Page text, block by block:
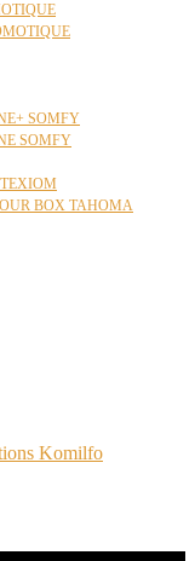
SOMFY
SOMFY
BOX TAHOMA